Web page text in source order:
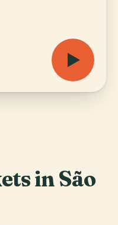
in São